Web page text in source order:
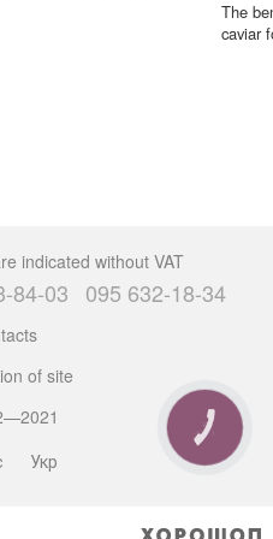
The
caviar
indicated without VAT
84-03 095 632-18-34
of site
Укр
CALL
BUTTON